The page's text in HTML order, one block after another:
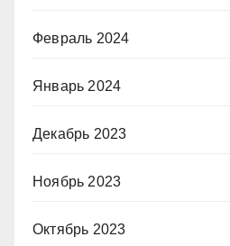
Февраль 2024
Январь 2024
Декабрь 2023
Ноябрь 2023
Октябрь 2023